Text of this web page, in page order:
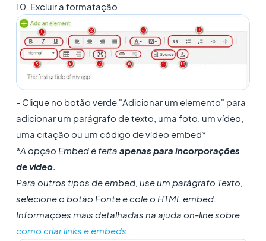
10. Excluir a formatação.
- Clique no botão verde "Adicionar um elemento" para
adicionar um parágrafo de texto, uma foto, um vídeo,
uma citação ou um código de vídeo embed*
*A opção Embed é feita apenas para incorporações
de vídeo.
Para outros tipos de embed, use um parágrafo Texto,
selecione o botão Fonte e cole o HTML embed.
Informações mais detalhadas na ajuda on-line sobre
como criar links e embeds.